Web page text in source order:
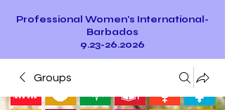
Professional Women's International-
Barbados
9.23-26.2026
Groups